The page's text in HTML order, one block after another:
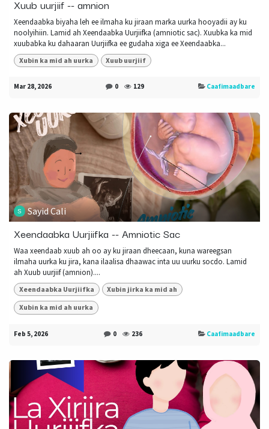
Xuub uurjiif -- amnion
Xeendaabka biyaha leh ee ilmaha ku jiraan marka uurka hooyadii ay ku
noolyihiin. Lamid ah Xeendaabka Uurjiifka (amniotic sac). Xuubka ka mid
xuubabka ku dahaaran Uurjiifka ee gudaha xiga ee Xeendaabka...
Xubin ka mid ah uurka Xuub uurjiif
Mar 28, 2026 0 129 Caafimaadbare
Sayid Cali
Xeendaabka Uurjiifka -- Amniotic Sac
Waa xeendaab xuub ah oo ay ku jiraan dheecaan, kuna wareegsan
ilmaha uurka ku jira, kana ilaalisa dhaawac inta uu uurku socdo. Lamid
ah Xuub uurjiif (amnion)....
Xeendaabka Uurjiifka Xubin jirka ka mid ah
Xubin ka mid ah uurka
Feb 5, 2026 0 236 Caafimaadbare